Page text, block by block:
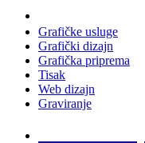
Grafičke usluge
Grafički dizajn
Grafička priprema
Tisak
Web dizajn
Graviranje